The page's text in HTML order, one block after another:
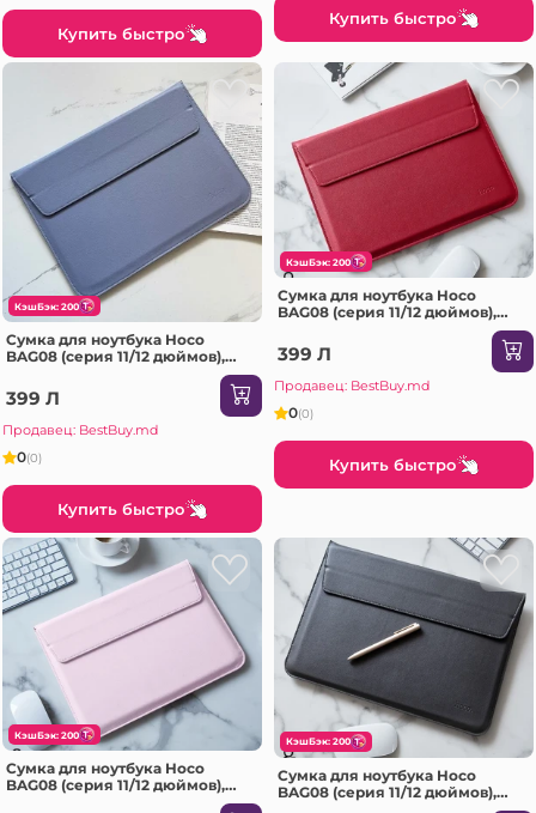
Купить быстро
Купить быстро
КэшБэк: 200
Сумка для ноутбука Hoco
BAG08 (серия 11/12 дюймов),
399 Л
Продавец: BestBuy.md
0(0)
Купить быстро
КэшБэк: 200
Сумка для ноутбука Hoco
BAG08 (серия 11/12 дюймов),
399 Л
Продавец: BestBuy.md
0(0)
Купить быстро
КэшБэк: 200
Сумка для ноутбука Hoco
BAG08 (серия 11/12 дюймов),
КэшБэк: 200
Сумка для ноутбука Hoco
BAG08 (серия 11/12 дюймов),